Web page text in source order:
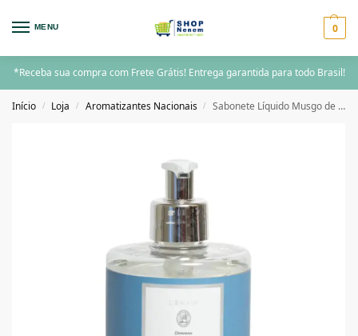
MENU 0
*Receba sua compra com Frete Grátis! Entrega garantida para todo Brasil!
Início / Loja / Aromatizantes Nacionais / Sabonete Líquido Musgo de Carvalho – 350ML